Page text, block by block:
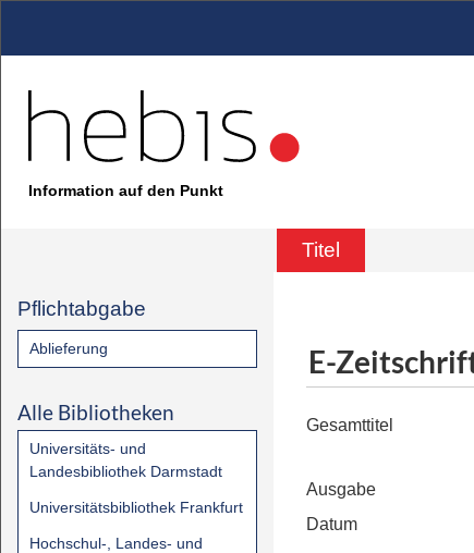
Information auf den Punkt
Titel
Pflichtabgabe
Ablieferung
Alle Bibliotheken
Universitäts- und
Landesbibliothek Darmstadt
Universitätsbibliothek Frankfurt
Hochschul-, Landes- und
E-
Gesamttitel
Ausgabe
Datum